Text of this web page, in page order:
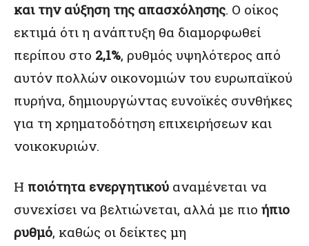
και την αύξηση της απασχόλησης. Ο οίκος
εκτιμά ότι η ανάπτυξη θα διαμορφωθεί
περίπου στο 2,1%, ρυθμός υψηλότερος από
αυτόν πολλών οικονομιών του ευρωπαϊκού
πυρήνα, δημιουργώντας ευνοϊκές συνθήκες
για τη χρηματοδότηση επιχειρήσεων και
νοικοκυριών.
Η ποιότητα ενεργητικού αναμένεται να
συνεχίσει να βελτιώνεται, αλλά με πιο ήπιο
ρυθμό, καθώς οι δείκτες μη